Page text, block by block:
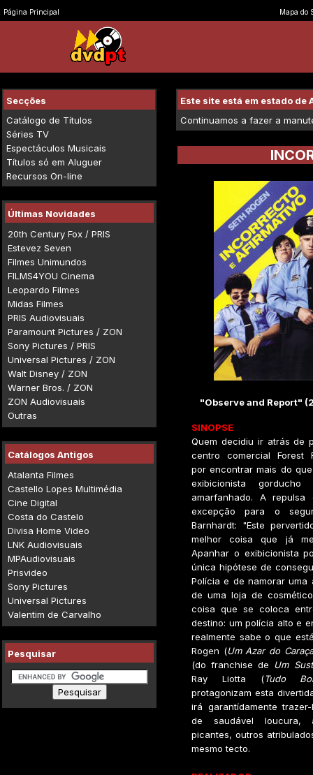
Página Principal Mapa do
Secções
Catálogo de Títulos
Séries TV
Espectáculos Musicais
Títulos só em Aluguer
Recursos On-line
Últimas Novidades
20th Century Fox / PRIS
Estevez Seven
Filmes Unimundos
FILMS4YOU Cinema
Leopardo Filmes
Midas Filmes
PRIS Audiovisuais
Paramount Pictures / ZON
Sony Pictures / PRIS
Universal Pictures / ZON
Walt Disney / ZON
Warner Bros. / ZON
ZON Audiovisuais
Outras
Catálogos Antigos
Atalanta Filmes
Castello Lopes Multimédia
Cine Digital
Costa do Castelo
Divisa Home Video
LNK Audiovisuais
MPAudiovisuais
Prisvideo
Sony Pictures
Universal Pictures
Valentim de Carvalho
Pesquisar
Este site está em estado de
Continuamos a fazer a
"Observe and Report"
SINOPSE
Quem decidiu ir atrás de
centro comercial Forest
por encontrar mais do
exibicionista gorducho
amarfanhado. A repulsa
excepção para o
Barnhardt: "Este
melhor coisa que já
Apanhar o exibicionista
única hipótese de
Polícia e de namorar uma
de uma loja de
coisa que se coloca
destino: um polícia alto e
realmente sabe o que
Rogen (Um Azar do
(do franchise de Um
Ray Liotta (Tudo
protagonizam esta
irá garantídamente
de saudável loucura,
picantes, outros
mesmo tecto.